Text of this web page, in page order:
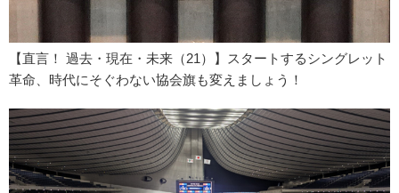
【直言！ 過去・現在・未来（21）】スタートするシングレット
革命、時代にそぐわない協会旗も変えましょう！